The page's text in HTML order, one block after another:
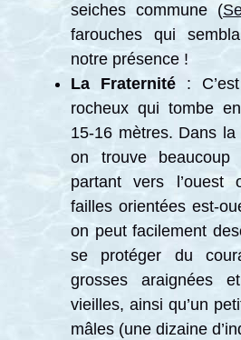
seiches commune (
farouches qui
notre présence !
La Fraternité: C’est
rocheux qui tombe
15-16 mètres. Dans
on trouve
partant vers
failles orientées est-
on peut facilement
se protéger du
grosses araignées
vieilles, ainsi qu’un
mâles (une dizaine